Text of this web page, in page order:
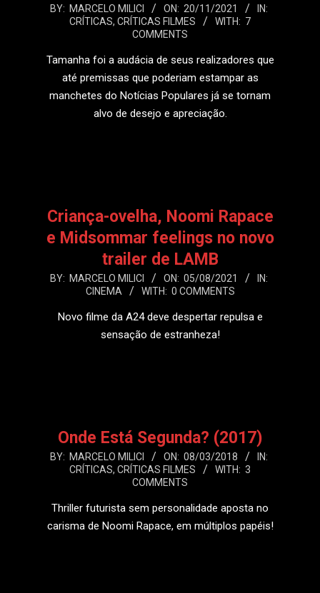
2021-
BY: MARCELO MILICI ON: 20/11/2021
IN:
CRÍTICAS, CRÍTICAS FILMES WITH: 7
COMMENTS
Tamanha foi a audácia de seus realizadores que
até premissas que poderiam estampar as
manchetes do Notícias Populares já se tornam
alvo de desejo e apreciação.
Criança-ovelha, Noomi Rapace
e Midsommar feelings no novo
trailer de LAMB
2021-
BY: MARCELO MILICI ON: 05/08/2021
IN:
CINEMA
WITH: 0 COMMENTS
Novo filme da A24 deve despertar repulsa e
sensação de estranheza!
Onde Está Segunda? (2017)
2018-
BY: MARCELO MILICI ON: 08/03/2018
IN:
CRÍTICAS, CRÍTICAS FILMES WITH: 3
COMMENTS
Thriller futurista sem personalidade aposta no
carisma de Noomi Rapace, em múltiplos papéis!